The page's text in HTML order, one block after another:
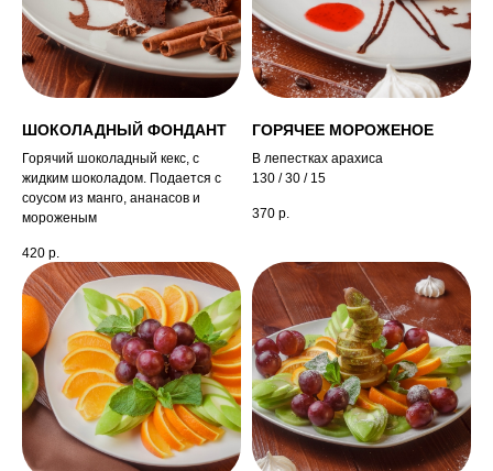
ШОКОЛАДНЫЙ ФОНДАНТ
Горячий шоколадный кекс, с
жидким шоколадом. Подается с
соусом из манго, ананасов и
мороженым
420 р.
ГОРЯЧЕЕ МОРОЖЕНОЕ
В лепестках арахиса
130 / 30 / 15
370 р.